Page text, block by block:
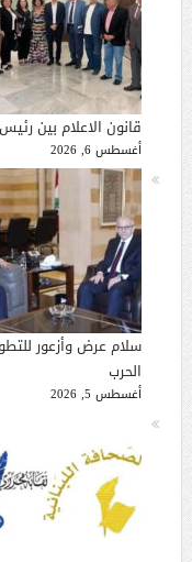
قانون الاعلام بين
أغسطس 6, 2026
سلام عرض وأزعور
الحرب
أغسطس 5, 2026